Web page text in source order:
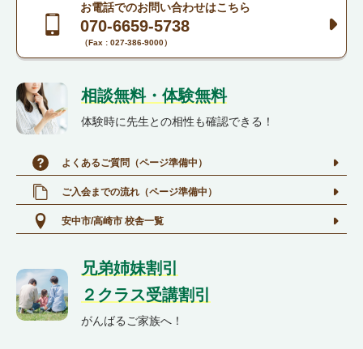
お電話でのお問い合わせはこちら
070-6659-5738
（Fax : 027-386-9000）
相談無料・体験無料​
体験時に先生との相性も確認できる！
よくあるご質問（ページ準備中）
ご入会までの流れ（ページ準備中）
安中市/高崎市 校舎一覧
兄弟姉妹割引
２クラス受講割引
がんばるご家族へ！